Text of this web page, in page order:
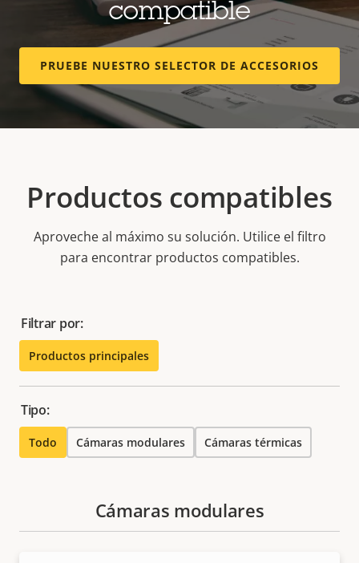
compatible
PRUEBE NUESTRO SELECTOR DE ACCESORIOS
Productos compatibles
Aproveche al máximo su solución. Utilice el filtro
para encontrar productos compatibles.
Filtrar por:
Productos principales
Tipo:
Todo Cámaras modulares Cámaras térmicas
Cámaras modulares